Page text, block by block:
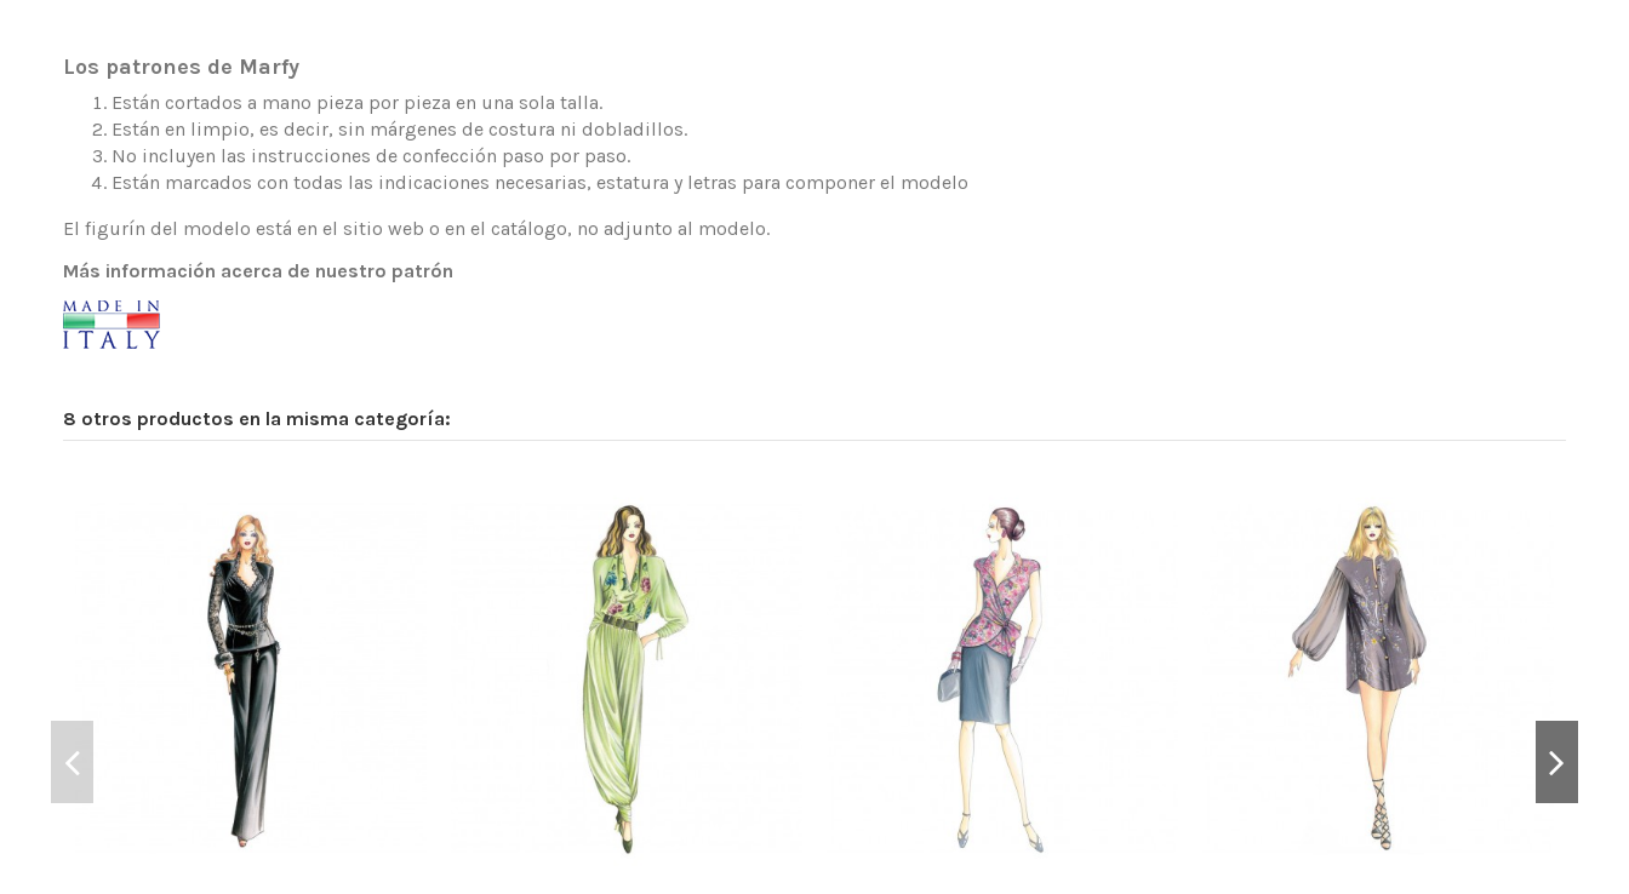
Los patrones de Marfy
Están cortados a mano pieza por pieza en una sola talla.
Están en limpio, es decir, sin márgenes de costura ni dobladillos.
No incluyen las instrucciones de confección paso por paso.
Están marcados con todas las indicaciones necesarias, estatura y letras para componer el modelo
El figurín del modelo está en el sitio web o en el catálogo, no adjunto al modelo.
Más información acerca de nuestro patrón
8 otros productos en la misma categoría: